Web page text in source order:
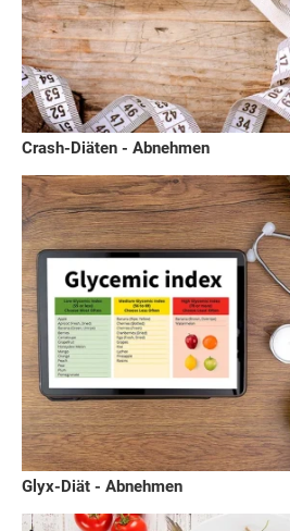
Crash-Diäten - Abnehmen
Glyx-Diät - Abnehmen